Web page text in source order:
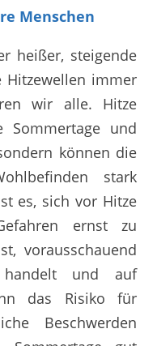
Menschen
heißer, steigende
Hitzewellen immer
wir alle. Hitze
und
können die
stark
es, sich vor Hitze
ernst zu
vorausschauend
handelt und auf
das Risiko für
Beschwerden